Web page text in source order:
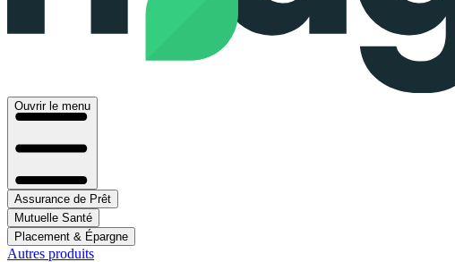
Ouvrir le menu
Assurance de Prêt
Mutuelle Santé
Placement & Épargne
Autres produits